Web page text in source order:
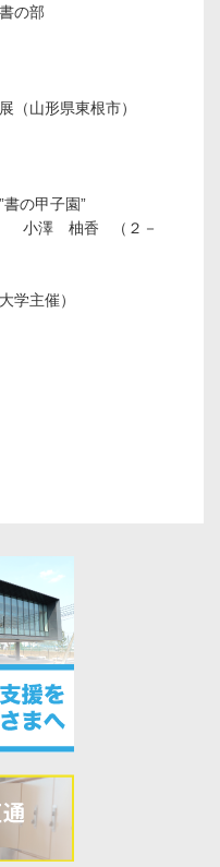
の部
山形県東根市）
の甲子園”
小澤 柚香 （２－
学主催）